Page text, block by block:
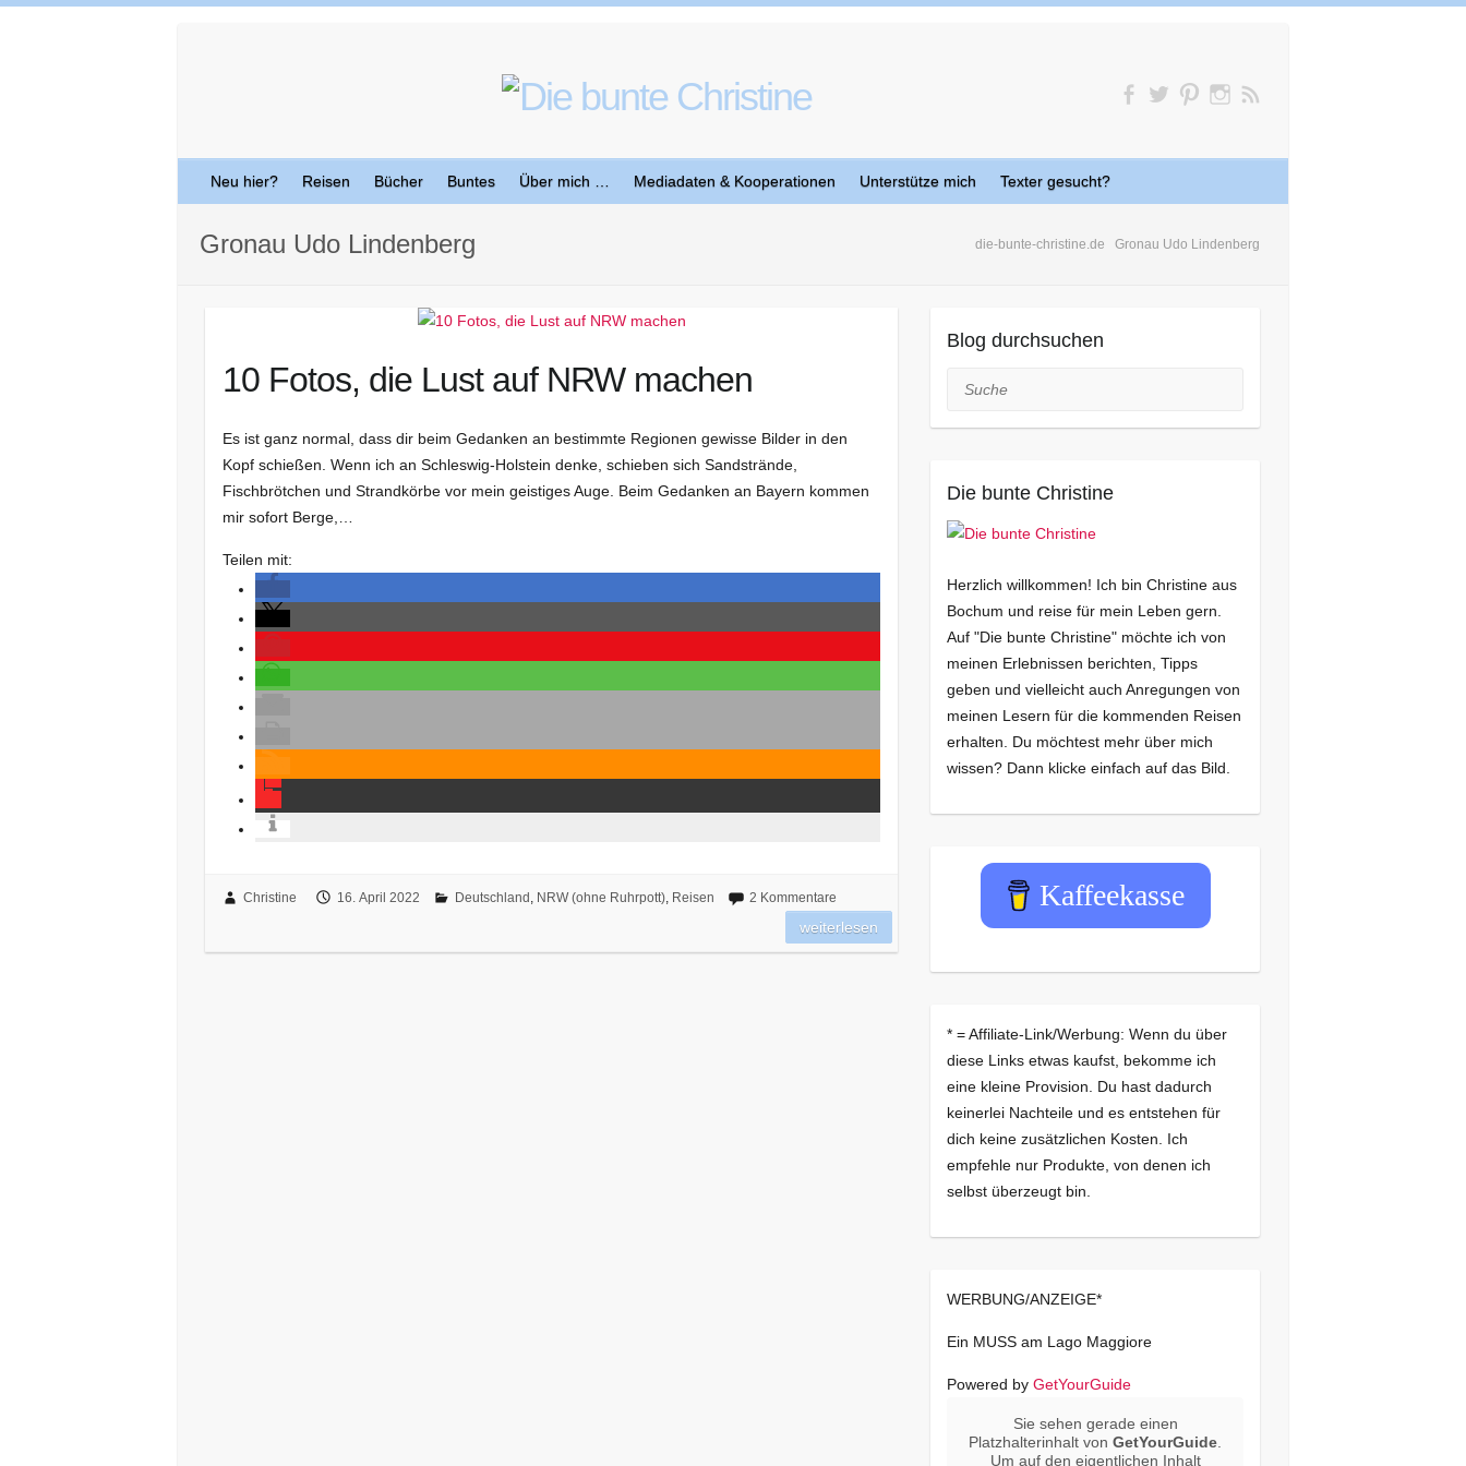
Neu hier? Reisen Bücher Buntes Über mich … Mediadaten & Kooperationen Unterstütze mich Texter gesucht?
die-bunte-christine.de Gronau Udo Lindenberg
Gronau Udo Lindenberg
10 Fotos, die Lust auf NRW machen
Es ist ganz normal, dass dir beim Gedanken an bestimmte Regionen gewisse Bilder in den
Kopf schießen. Wenn ich an Schleswig-Holstein denke, schieben sich Sandstrände,
Fischbrötchen und Strandkörbe vor mein geistiges Auge. Beim Gedanken an Bayern kommen
mir sofort Berge,…
Teilen mit:
Christine 16. April 2022 Deutschland , NRW (ohne Ruhrpott), Reisen 2 Kommentare
weiterlesen
Blog durchsuchen
Suche
Die bunte Christine
Herzlich willkommen! Ich bin Christine aus
Bochum und reise für mein Leben gern.
Auf "Die bunte Christine" möchte ich von
meinen Erlebnissen berichten, Tipps
geben und vielleicht auch Anregungen von
meinen Lesern für die kommenden Reisen
erhalten. Du möchtest mehr über mich
wissen? Dann klicke einfach auf das Bild.
Kaffeekasse
* = Affiliate-Link/Werbung: Wenn du über
diese Links etwas kaufst, bekomme ich
eine kleine Provision. Du hast dadurch
keinerlei Nachteile und es entstehen für
dich keine zusätzlichen Kosten. Ich
empfehle nur Produkte, von denen ich
selbst überzeugt bin.
WERBUNG/ANZEIGE*
Ein MUSS am Lago Maggiore
Powered by GetYourGuide
Sie sehen gerade einen
Platzhalterinhalt vonGetYourGuide
Um auf den eigentlichen Inhalt